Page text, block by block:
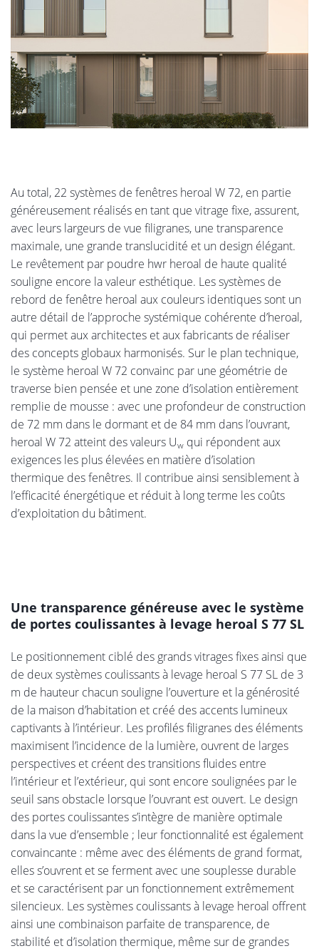
Au total, 22 systèmes de fenêtres heroal W 72, en partie
généreusement réalisés en tant que vitrage fixe, assurent,
avec leurs largeurs de vue filigranes, une transparence
maximale, une grande translucidité et un design élégant.
Le revêtement par poudre hwr heroal de haute qualité
souligne encore la valeur esthétique. Les systèmes de
rebord de fenêtre heroal aux couleurs identiques sont un
autre détail de l’approche systémique cohérente d’heroal,
qui permet aux architectes et aux fabricants de réaliser
des concepts globaux harmonisés. Sur le plan technique,
le système heroal W 72 convainc par une géométrie de
traverse bien pensée et une zone d’isolation entièrement
remplie de mousse : avec une profondeur de construction
de 72 mm dans le dormant et de 84 mm dans l’ouvrant,
heroal W 72 atteint des valeurs Uw qui répondent aux
exigences les plus élevées en matière d’isolation
thermique des fenêtres. Il contribue ainsi sensiblement à
l’efficacité énergétique et réduit à long terme les coûts
d’exploitation du bâtiment.
Une transparence généreuse avec le système
de portes coulissantes à levage heroal S 77 SL
Le positionnement ciblé des grands vitrages fixes ainsi que
de deux systèmes coulissants à levage heroal S 77 SL de 3
m de hauteur chacun souligne l’ouverture et la générosité
de la maison d’habitation et créé des accents lumineux
captivants à l’intérieur. Les profilés filigranes des éléments
maximisent l’incidence de la lumière, ouvrent de larges
perspectives et créent des transitions fluides entre
l’intérieur et l’extérieur, qui sont encore soulignées par le
seuil sans obstacle lorsque l’ouvrant est ouvert. Le design
des portes coulissantes s’intègre de manière optimale
dans la vue d’ensemble ; leur fonctionnalité est également
convaincante : même avec des éléments de grand format,
elles s’ouvrent et se ferment avec une souplesse durable
et se caractérisent par un fonctionnement extrêmement
silencieux. Les systèmes coulissants à levage heroal offrent
ainsi une combinaison parfaite de transparence, de
stabilité et d’isolation thermique, même sur de grandes